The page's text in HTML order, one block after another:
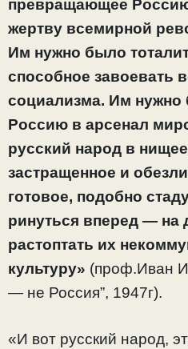
превращающее
жертву всемирной
Им нужно было
способное завоевать
социализма. Им нужно
Россию в арсенал
русский народ в
застращенное и
готовое, подобно
ринуться вперед — на
растоптать их
культуру» (проф.Иван
— не Россия”, 1947г).
«И вот русский народ,